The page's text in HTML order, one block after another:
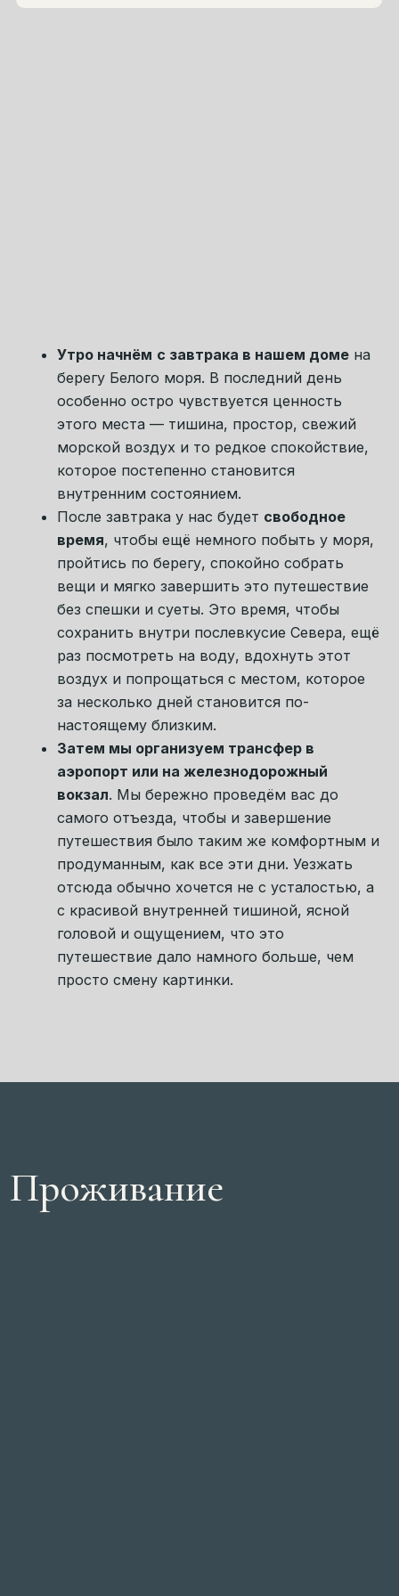
Живём в уютном гостевом
доме на берегу Белого моря:
С собственной набережной, видом на море и горы,
тёплыми поморскими интерьерами, залом с
камином и всем, что нужно для спокойного и
комфортного отдыха.